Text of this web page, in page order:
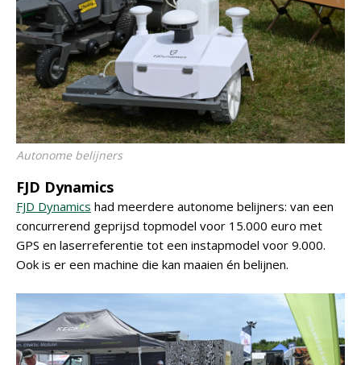
Autonome belijners
FJD Dynamics
FJD Dynamics had meerdere autonome belijners: van een
concurrerend geprijsd topmodel voor 15.000 euro met
GPS en laserreferentie tot een instapmodel voor 9.000.
Ook is er een machine die kan maaien én belijnen.